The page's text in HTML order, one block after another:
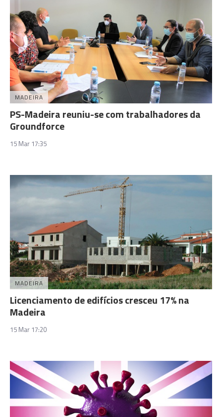
MADEIRA
PS-Madeira reuniu-se com trabalhadores da
Groundforce
15 Mar 17:35
MADEIRA
Licenciamento de edifícios cresceu 17% na
Madeira
15 Mar 17:20